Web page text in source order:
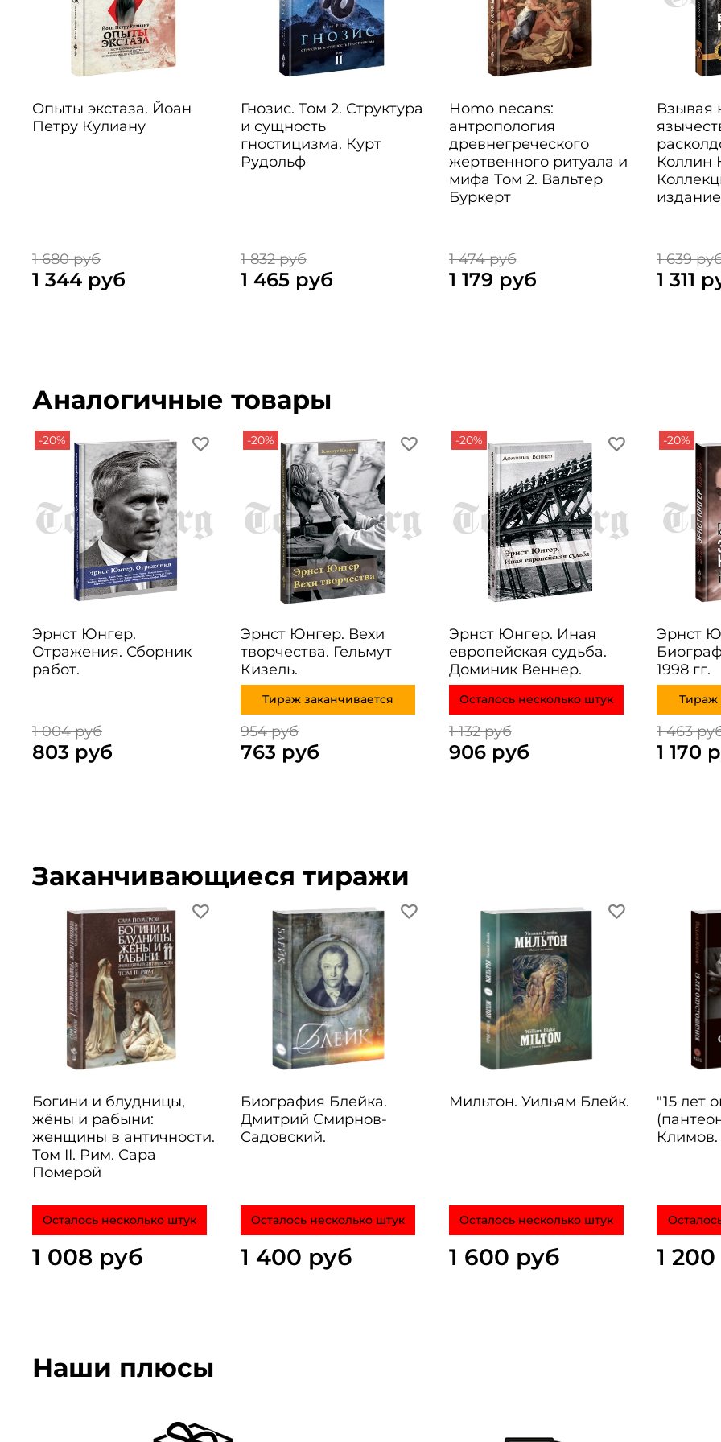
Опыты экстаза. Йоан
Петру Кулиану
1 680 руб
1 344 руб
Гнозис. Том 2. Структура
и сущность
гностицизма. Курт
Рудольф
1 832 руб
1 465 руб
Homo necans:
антропология
древнегреческого
жертвенного ритуала и
мифа Том 2. Вальтер
Буркерт
1 474 руб
1 179 руб
Взывая
Коллин
издание
1 639
1 311
Аналогичные товары
-20%
Эрнст Юнгер.
Отражения. Сборник
работ.
1 004 руб
803 руб
-20%
Эрнст Юнгер. Вехи
творчества. Гельмут
Кизель.
Тираж заканчивается
954 руб
763 руб
-20%
Эрнст Юнгер. Иная
европейская судьба.
Доминик Веннер.
Осталось несколько штук
1 132 руб
906 руб
-20%
Эрнст
1998 гг.
Тираж
1 463
1 170
Заканчивающиеся тиражи
Богини и блудницы,
жёны и рабыни:
женщины в античности.
Том II. Рим. Сара
Померой
Осталось несколько штук
1 008 руб
Биография Блейка.
Дмитрий Смирнов-
Садовский.
Осталось несколько штук
1 400 руб
Мильтон. Уильям Блейк.
Осталось несколько штук
1 600 руб
"15 лет
Климов.
1
Наши плюсы